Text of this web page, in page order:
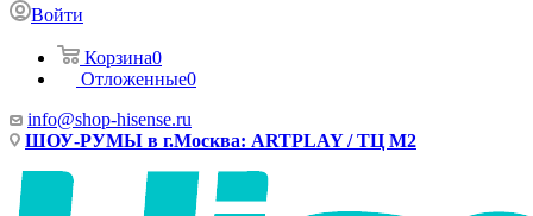
Войти
Корзина0
Отложенные0
info@shop-hisense.ru
ШОУ-РУМЫ в г.Москва: ARTPLAY / ТЦ М2